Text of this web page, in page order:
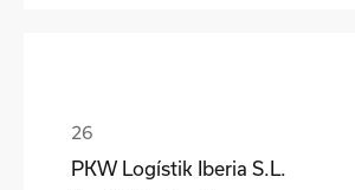
PKW Logístik Iberia S.L.